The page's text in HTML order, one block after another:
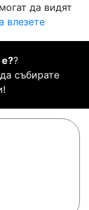
да видят
влезете
?
събирате